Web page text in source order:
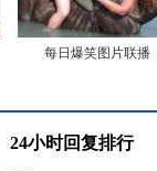
每日爆笑图片联播
24小时回复排行